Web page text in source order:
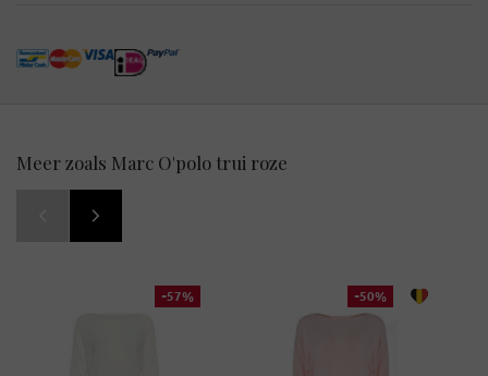
Meer zoals Marc O'polo trui roze
-57% -50%